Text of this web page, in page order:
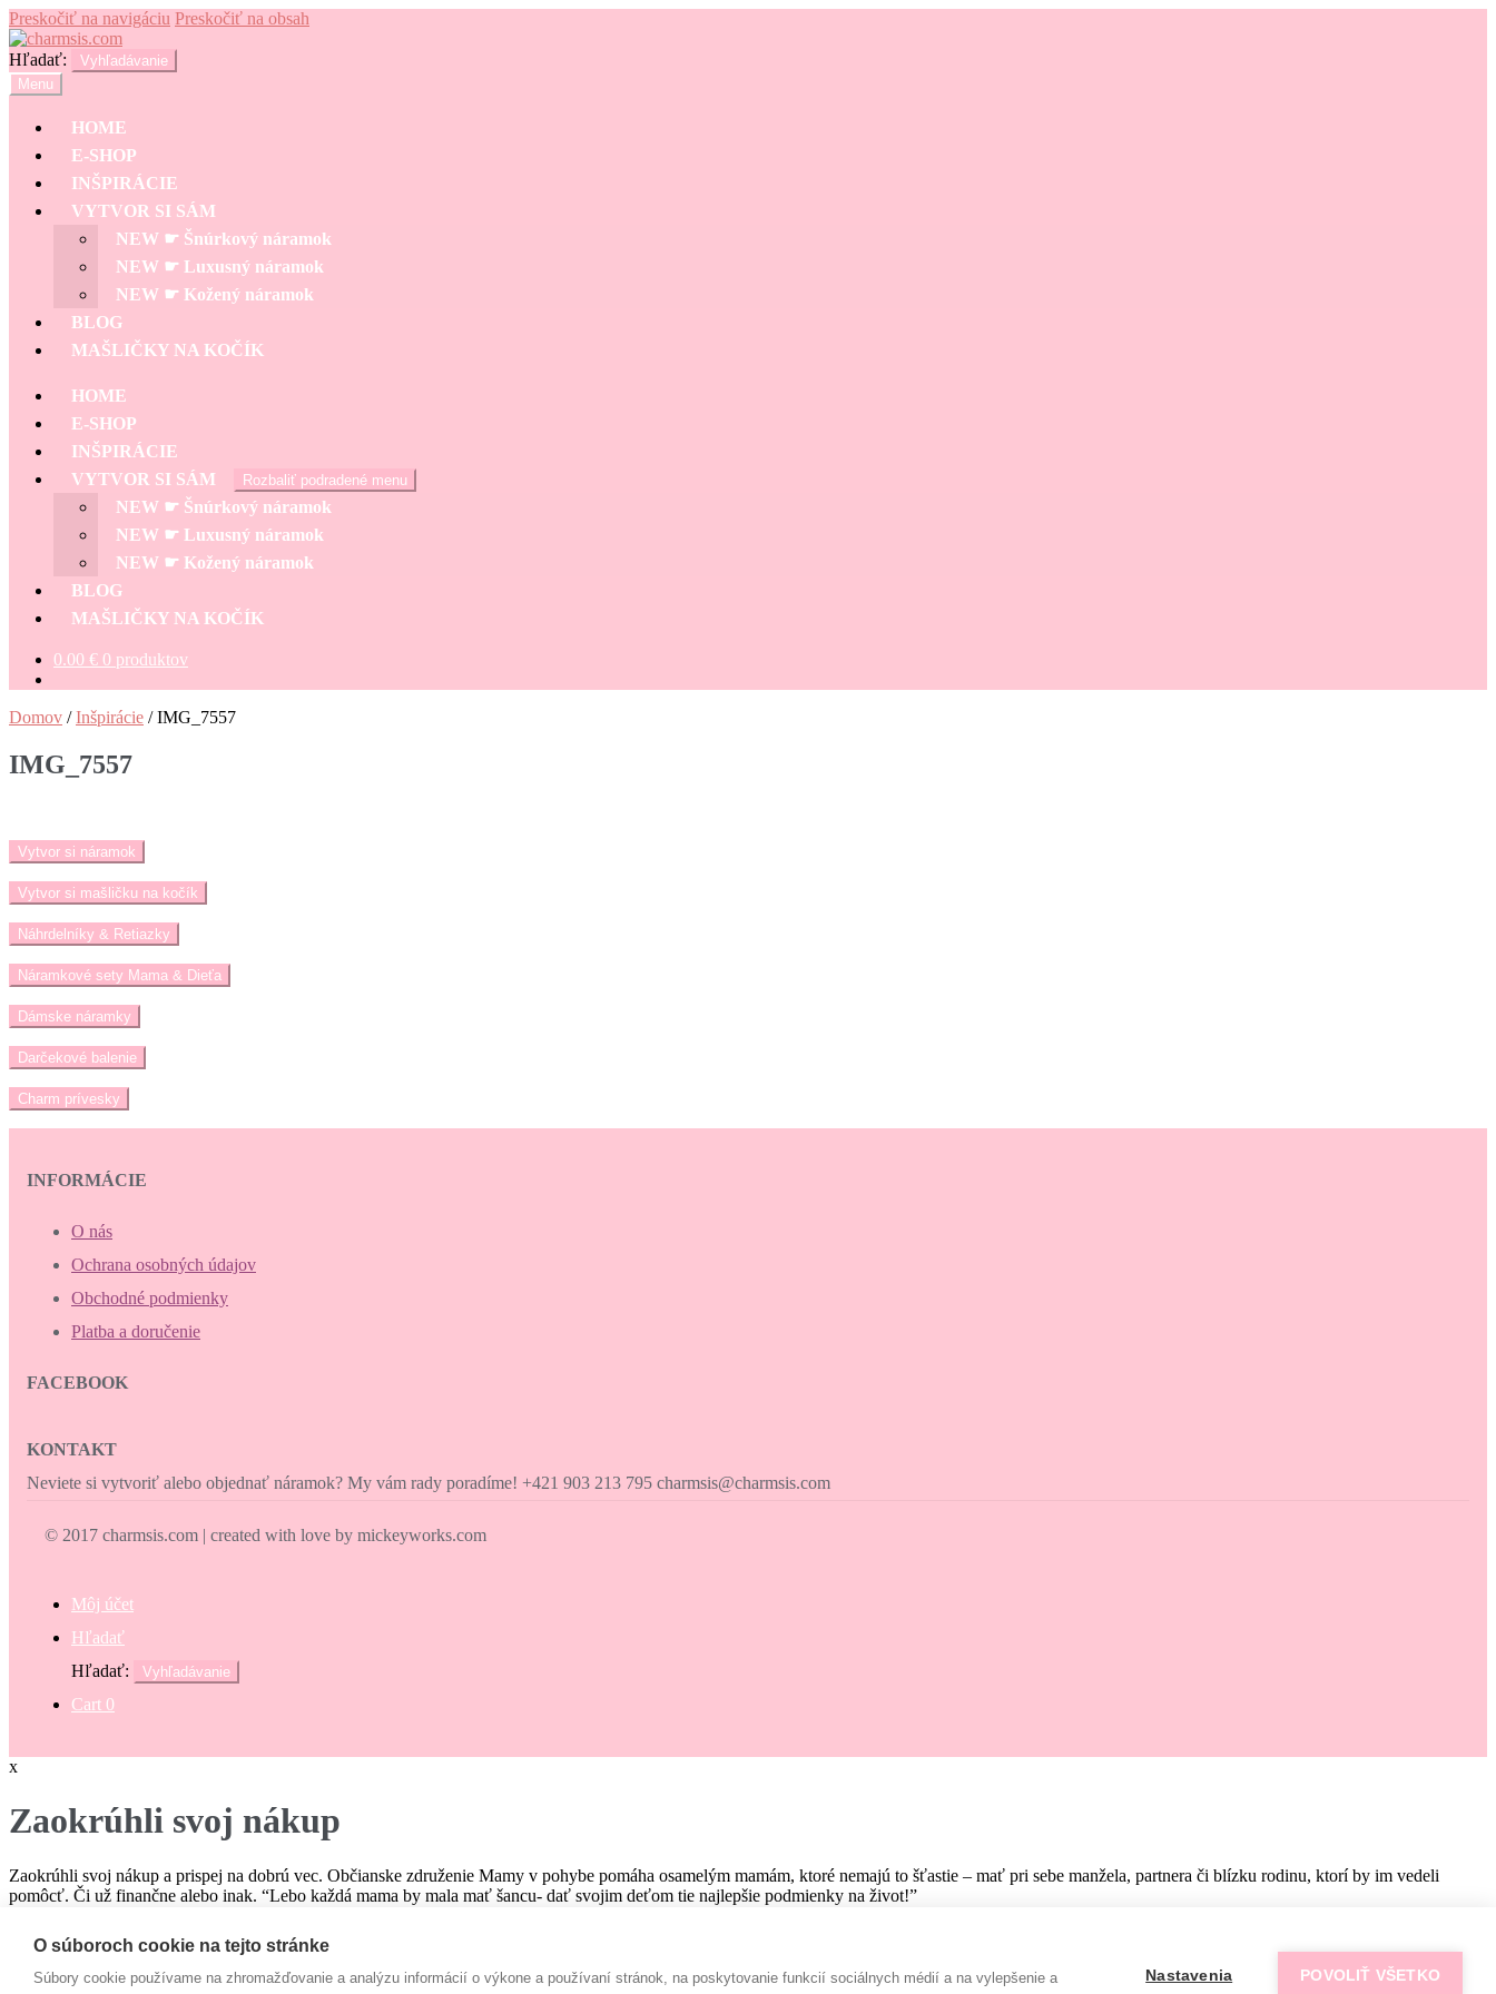
Preskočiť na navigáciu Preskočiť na obsah
Hľadať:
Vyhľadávanie
Menu
HOME
E-SHOP
INŠPIRÁCIE
VYTVOR SI SÁM
NEW ☛ Šnúrkový náramok
NEW ☛ Luxusný náramok
NEW ☛ Kožený náramok
BLOG
MAŠLIČKY NA KOČÍK
HOME
E-SHOP
INŠPIRÁCIE
VYTVOR SI SÁM
Rozbaliť podradené menu
NEW ☛ Šnúrkový náramok
NEW ☛ Luxusný náramok
NEW ☛ Kožený náramok
BLOG
MAŠLIČKY NA KOČÍK
0.00 € 0 produktov
Domov /Inšpirácie /IMG_7557
IMG_7557
Vytvor si náramok
Vytvor si mašličku na kočík
Náhrdelníky & Retiazky
Náramkové sety Mama & Dieťa
Dámske náramky
Darčekové balenie
Charm prívesky
INFORMÁCIE
O nás
Ochrana osobných údajov
Obchodné podmienky
Platba a doručenie
FACEBOOK
KONTAKT
Neviete si vytvoriť alebo objednať náramok? My vám rady poradíme! +421 903 213 795 charmsis@charmsis.com
© 2017 charmsis.com | created with love by mickeyworks.com
Môj účet
Hľadať
Hľadať:
Vyhľadávanie
Cart 0
x
Zaokrúhli svoj nákup
Zaokrúhli svoj nákup a prispej na dobrú vec. Občianske združenie Mamy v pohybe pomáha osamelým mamám, ktoré nemajú to šťastie – mať pri sebe manžela, partnera či blízku rodinu, ktorí by im vedeli
pomôcť. Či už finančne alebo inak. “Lebo každá mama by mala mať šancu- dať svojim deťom tie najlepšie podmienky na život!”
Campaign
Rada prispejem :-)
O súboroch cookie na tejto stránke
Súbory cookie používame na zhromažďovanie a analýzu informácií o výkone a používaní stránok, na poskytovanie funkcií sociálnych médií a na vylepšenie a Nastavenia POVOLIŤ VŠETKO